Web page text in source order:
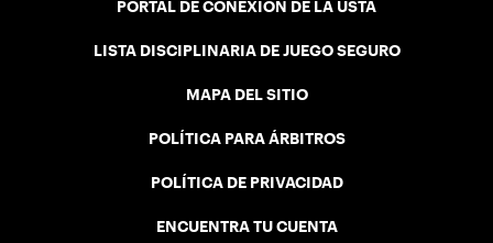
PORTAL DE CONEXIÓN DE LA USTA
LISTA DISCIPLINARIA DE JUEGO SEGURO
MAPA DEL SITIO
POLÍTICA PARA ÁRBITROS
POLÍTICA DE PRIVACIDAD
ENCUENTRA TU CUENTA